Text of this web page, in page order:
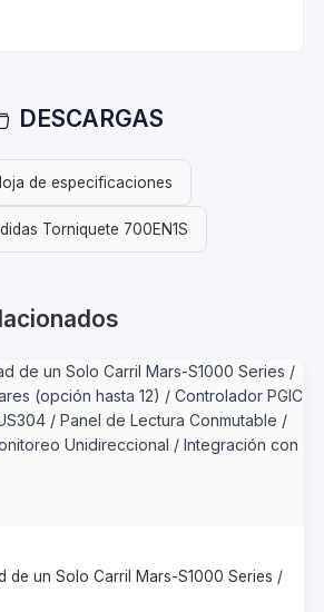
DESCARGAS
de especificaciones
Torniquete 700EN1S
de un Solo Carril Mars-S1000 Series /